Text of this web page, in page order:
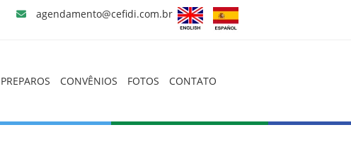
QUEM SOMOS
agendamento@cefidi.com.br
PREPAROS CONVÊNIOS FOTOS CONTATO